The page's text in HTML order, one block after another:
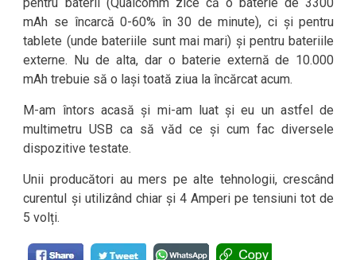
mAh se încarcă 0-60% în 30 de minute), ci și pentru
tablete (unde bateriile sunt mai mari) și pentru bateriile
externe. Nu de alta, dar o baterie externă de 10.000
mAh trebuie să o lași toată ziua la încărcat acum.
M-am întors acasă și mi-am luat și eu un astfel de
multimetru USB ca să văd ce și cum fac diversele
dispozitive testate.
Unii producători au mers pe alte tehnologii, crescând
curentul și utilizând chiar și 4 Amperi pe tensiuni tot de
5 volți.